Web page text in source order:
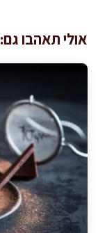
אולי תאהבו גם: